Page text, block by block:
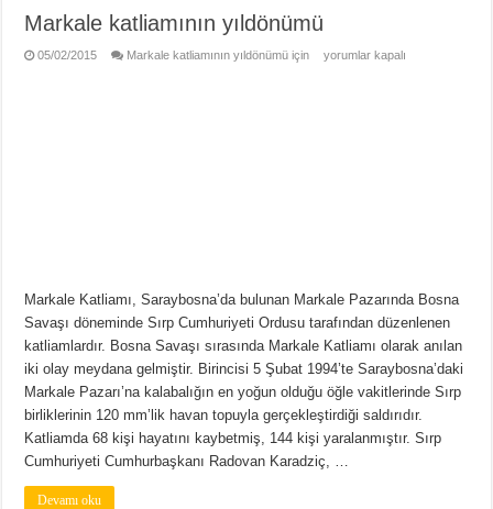
Markale katliamının yıldönümü
05/02/2015 Markale katliamının yıldönümü için yorumlar kapalı
Markale Katliamı, Saraybosna’da bulunan Markale Pazarında Bosna
Savaşı döneminde Sırp Cumhuriyeti Ordusu tarafından düzenlenen
katliamlardır. Bosna Savaşı sırasında Markale Katliamı olarak anılan
iki olay meydana gelmiştir. Birincisi 5 Şubat 1994’te Saraybosna’daki
Markale Pazarı’na kalabalığın en yoğun olduğu öğle vakitlerinde Sırp
birliklerinin 120 mm’lik havan topuyla gerçekleştirdiği saldırıdır.
Katliamda 68 kişi hayatını kaybetmiş, 144 kişi yaralanmıştır. Sırp
Cumhuriyeti Cumhurbaşkanı Radovan Karadziç, …
Devamı oku